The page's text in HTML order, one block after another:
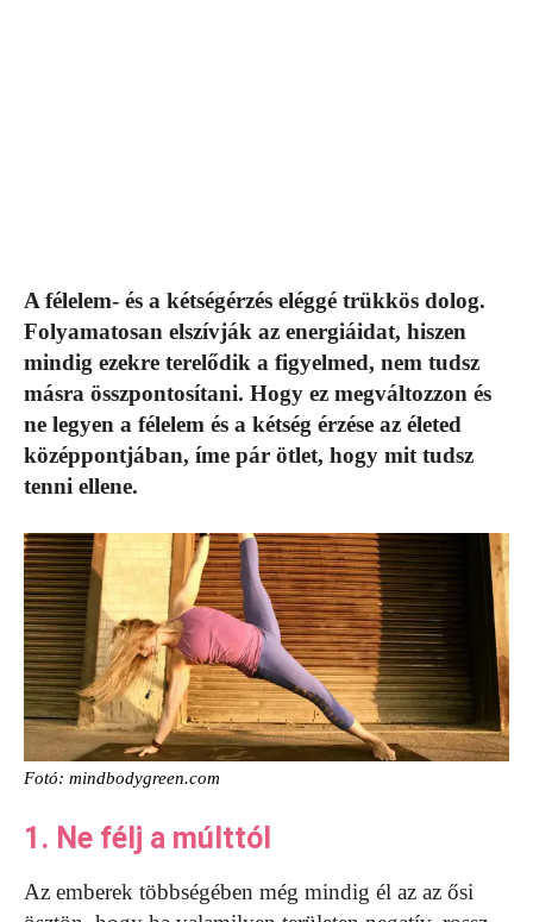
A félelem- és a kétségérzés eléggé trükkös dolog.
Folyamatosan elszívják az energiáidat, hiszen
mindig ezekre terelődik a figyelmed, nem tudsz
másra összpontosítani. Hogy ez megváltozzon és
ne legyen a félelem és a kétség érzése az életed
középpontjában, íme pár ötlet, hogy mit tudsz
tenni ellene.
Fotó: mindbodygreen.com
1. Ne félj a múlttól
Az emberek többségében még mindig él az az ősi